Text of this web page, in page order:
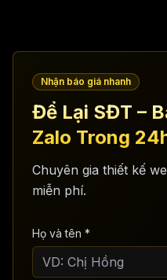
Nhận báo giá nhanh
Để Lại SĐT –
Zalo Trong
Chuyên gia thiết kế
miễn phí.
Họ và tên *